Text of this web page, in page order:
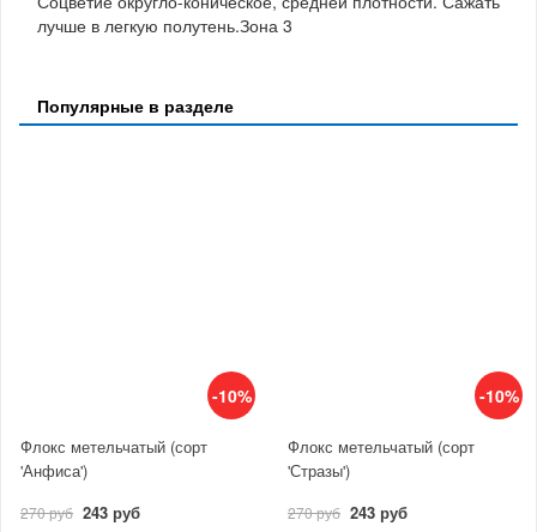
лучше в легкую полутень.Зона 3
Популярные в разделе
-10%
Флокс метельчатый (сорт
'Анфиса')
270 руб 243 руб
-10%
Флокс метельчатый (сорт
'Стразы')
270 руб 243 руб